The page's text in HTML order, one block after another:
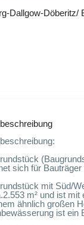
Dallgow-Döberitz/
sich für
mit Süd/
m² und ist mit
ähnlich großen
ist ein